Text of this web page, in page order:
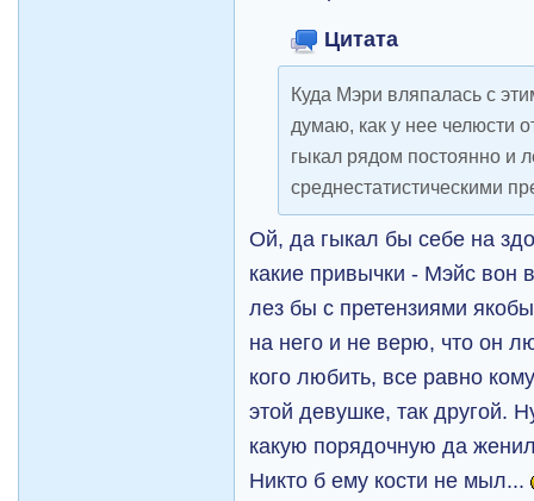
Цитата
Куда Мэри вляпалась с
думаю, как у нее челюсти
гыкал рядом постоянно и
среднестатистическими
Ой, да гыкал бы себе на
какие привычки - Mэйс вон
лез бы с претензиями
на него и не верю, что он
кого любить, все равно
этой девушке, так другой.
какую порядочную да
Никто б ему кости не мыл...